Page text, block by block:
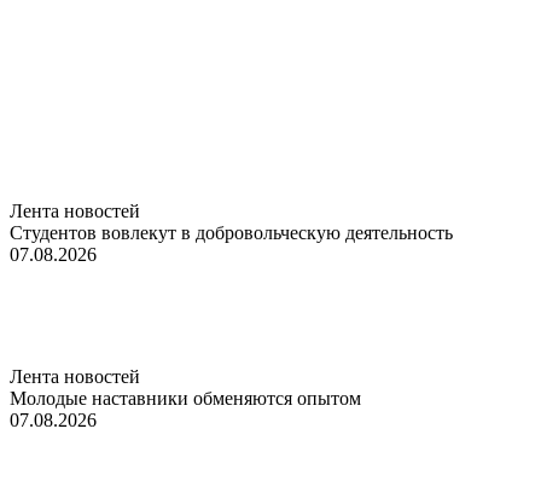
Лента новостей
Студентов вовлекут в добровольческую деятельность
07.08.2026
Лента новостей
Молодые наставники обменяются опытом
07.08.2026